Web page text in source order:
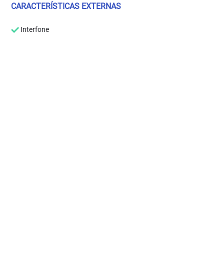
CARACTERÍSTICAS EXTERNAS
Interfone